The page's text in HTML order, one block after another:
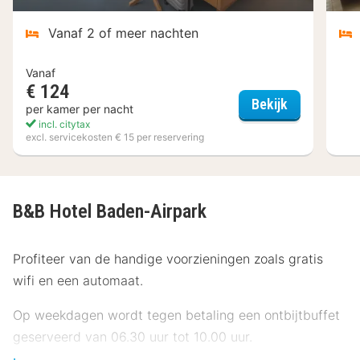
Vanaf 2 of meer nachten
Vanaf
€ 124
per kamer per nacht
incl. citytax
excl. servicekosten € 15 per reservering
Bekijk
B&B Hotel Baden-Airpark
Profiteer van de handige voorzieningen zoals gratis
wifi en een automaat.
Op weekdagen wordt tegen betaling een ontbijtbuffet
geserveerd van 06.30 uur tot 10.00 uur.